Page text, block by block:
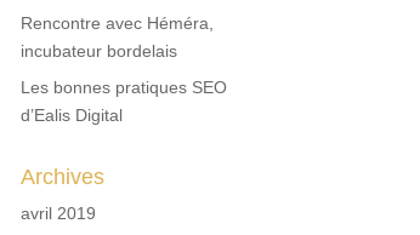
Rencontre avec Héméra,
incubateur bordelais
Les bonnes pratiques SEO
d’Ealis Digital
Archives
avril 2019